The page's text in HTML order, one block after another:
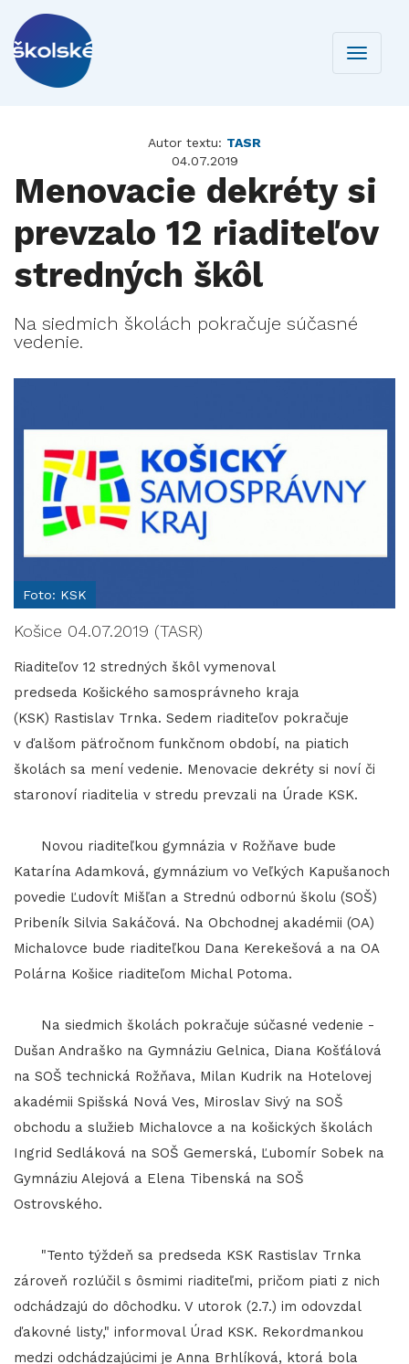
Toggle
Autor textu: TASR
04.07.2019
Menovacie dekréty si
prevzalo 12 riaditeľov
stredných škôl
Na siedmich školách pokračuje súčasné
vedenie.
Foto: KSK
Košice 04.07.2019 (TASR)
Riaditeľov 12 stredných škôl vymenoval
predseda Košického samosprávneho kraja
(KSK) Rastislav Trnka. Sedem riaditeľov pokračuje
v ďalšom päťročnom funkčnom období, na piatich
školách sa mení vedenie. Menovacie dekréty si noví či
staronoví riaditelia v stredu prevzali na Úrade KSK.
Novou riaditeľkou gymnázia v Rožňave bude
Katarína Adamková, gymnázium vo Veľkých Kapušanoch
povedie Ľudovít Mišľan a Strednú odbornú školu (SOŠ)
Pribeník Silvia Sakáčová. Na Obchodnej akadémii (OA)
Michalovce bude riaditeľkou Dana Kerekešová a na OA
Polárna Košice riaditeľom Michal Potoma.
Na siedmich školách pokračuje súčasné vedenie -
Dušan Andraško na Gymnáziu Gelnica, Diana Košťálová
na SOŠ technická Rožňava, Milan Kudrik na Hotelovej
akadémii Spišská Nová Ves, Miroslav Sivý na SOŠ
obchodu a služieb Michalovce a na košických školách
Ingrid Sedláková na SOŠ Gemerská, Ľubomír Sobek na
Gymnáziu Alejová a Elena Tibenská na SOŠ
Ostrovského.
"Tento týždeň sa predseda KSK Rastislav Trnka
zároveň rozlúčil s ôsmimi riaditeľmi, pričom piati z nich
odchádzajú do dôchodku. V utorok (2.7.) im odovzdal
ďakovné listy," informoval Úrad KSK. Rekordmankou
medzi odchádzajúcimi je Anna Brhlíková, ktorá bola